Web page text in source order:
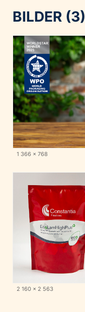
BILDER (3)
1 366 x 768
2 160 x 2 563